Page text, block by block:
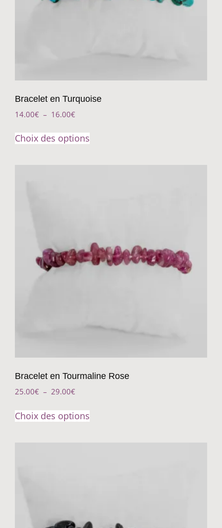
Bracelet en Turquoise
14.00€ – 16.00€
Choix des options
Bracelet en Tourmaline Rose
25.00€ – 29.00€
Choix des options